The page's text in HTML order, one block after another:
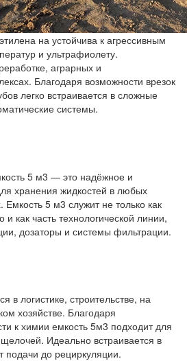
на устойчива к агрессивным
и ультрафиолету.
аграрных и
Благодаря возможности врезок
легко встраивается в сложные
системы.
5 м3 — это надёжное и
хранения жидкостей в любых
Емкость 5 м3 служит не только как
как часть технологической линии,
дозаторы и системы фильтрации.
в логистике, строительстве, на
хозяйстве. Благодаря
к химии емкость 5м3 подходит для
Идеально встраивается в
до рециркуляции.